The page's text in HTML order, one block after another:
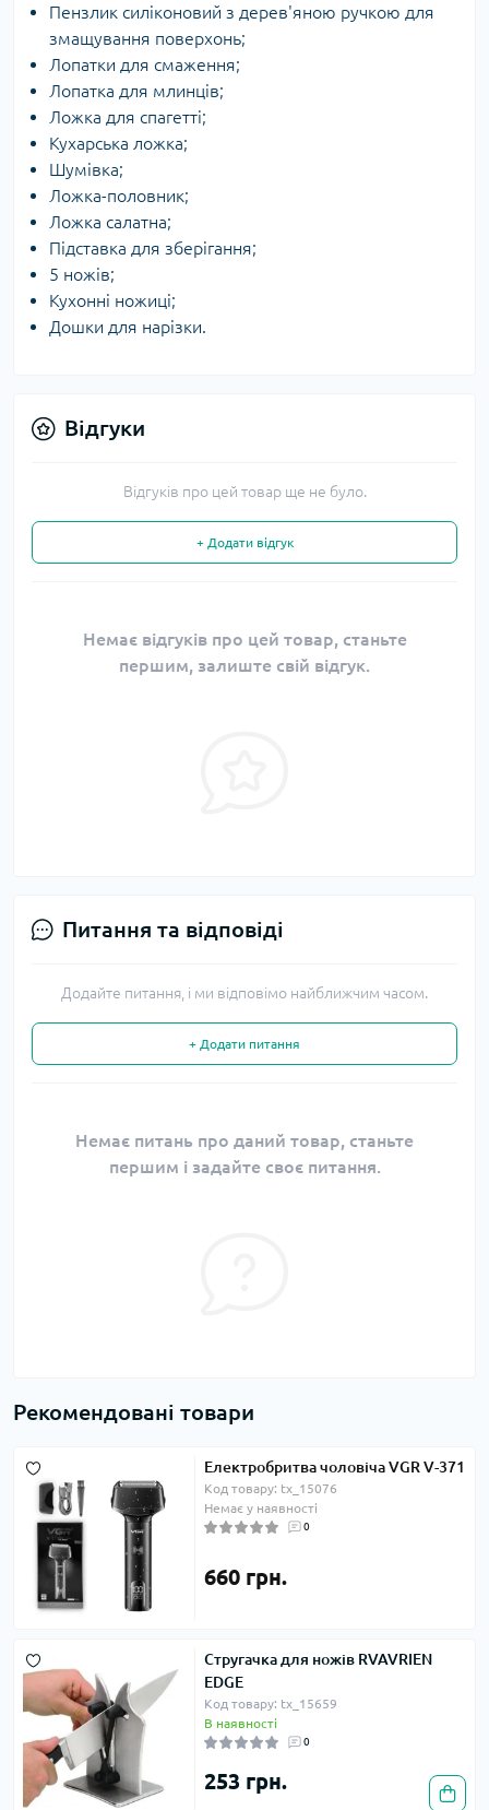
Пензлик силіконовий з дерев'яною ручкою для
змащування поверхонь;
Лопатки для смаження;
Лопатка для млинців;
Ложка для спагетті;
Кухарська ложка;
Шумівка;
Ложка-половник;
Ложка салатна;
Підставка для зберігання;
5 ножів;
Кухонні ножиці;
Дошки для нарізки.
Відгуки
Відгуків про цей товар ще не було.
+ Додати відгук
Немає відгуків про цей товар, станьте
першим, залиште свій відгук.
Питання та відповіді
Додайте питання, і ми відповімо найближчим часом.
+ Додати питання
Немає питань про даний товар, станьте
першим і задайте своє питання.
Рекомендовані товари
Електробритва чоловіча VGR V-371
Код товару: tx_15076
Немає у наявності
0
660 грн.
Стругачка для ножів RVAVRIEN
EDGE
Код товару: tx_15659
В наявності
0
253 грн.